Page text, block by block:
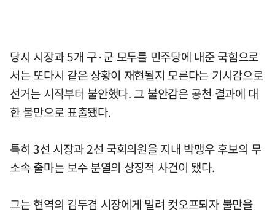
당시 시장과 5개 구·군 모두를 민주당에 내준 국힘으로
서는 또다시 같은 상황이 재현될지 모른다는 기시감으로
선거는 시작부터 불안했다. 그 불안감은 공천 결과에 대
한 불만으로 표출됐다.
특히 3선 시장과 2선 국회의원을 지내 박맹우 후보의 무
소속 출마는 보수 분열의 상징적 사건이 됐다.
그는 현역의 김두겸 시장에게 밀려 컷오프되자 불만을